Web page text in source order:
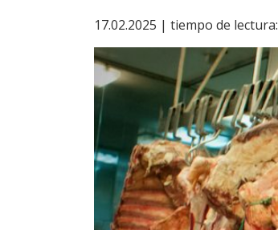
17.02.2025 | tiempo de lectura: